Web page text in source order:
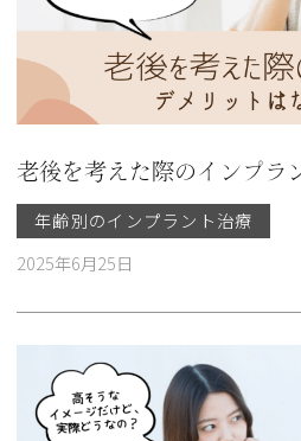
年齢別のインプラント治療
2025年6月25日